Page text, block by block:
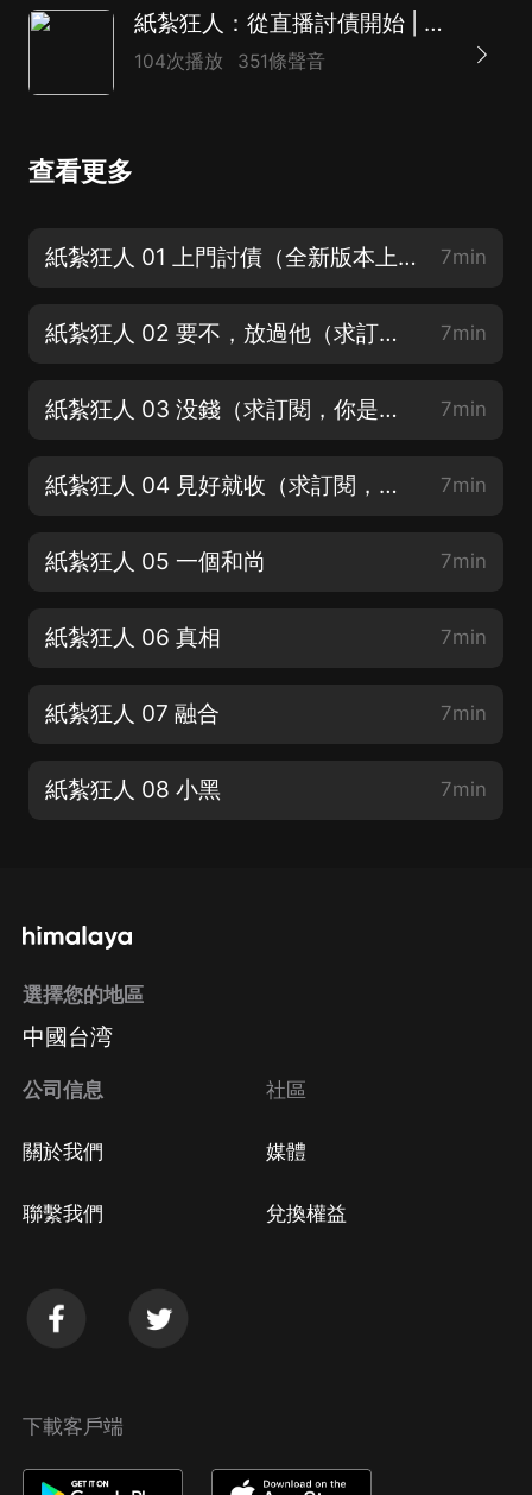
民間怪談。】 【群像，無女主。】 【制作團隊】 出品：
喵九娛樂 主播：鬼書生、喵九、小香龜、秋暮茶、阿
紙紮狂人：從直播討債開始 | 懸疑搞笑 精品多人
104次播放 351條聲音
查看更多
紙紮狂人 01 上門討債（全新版本上線，超級搞笑，求訂閱，催更群680891455） 7min
紙紮狂人 02 要不，放過他（求訂閱，可參與情節龍套） 7min
紙紮狂人 03 没錢（求訂閱，你是那個最先破解迷局的人嗎？） 7min
紙紮狂人 04 見好就收（求訂閱，催更群680891455） 7min
紙紮狂人 05 一個和尚 7min
紙紮狂人 06 真相 7min
紙紮狂人 07 融合 7min
紙紮狂人 08 小黑 7min
選擇您的地區
中國台湾
公司信息
關於我們
聯繫我們
社區
媒體
兌換權益
下載客戶端